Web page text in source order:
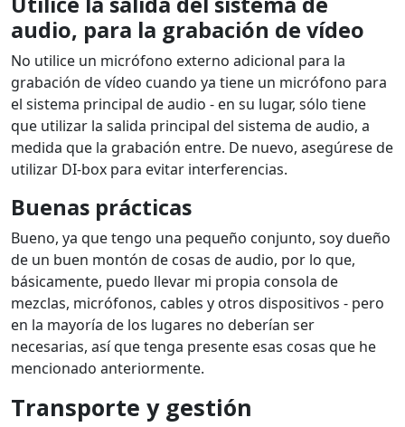
audio, para la grabación de vídeo
No utilice un micrófono externo adicional para la
grabación de vídeo cuando ya tiene un micrófono para
el sistema principal de audio - en su lugar, sólo tiene
que utilizar la salida principal del sistema de audio, a
medida que la grabación entre. De nuevo, asegúrese de
utilizar DI-box para evitar interferencias.
Buenas prácticas
Bueno, ya que tengo una pequeño conjunto, soy dueño
de un buen montón de cosas de audio, por lo que,
básicamente, puedo llevar mi propia consola de
mezclas, micrófonos, cables y otros dispositivos - pero
en la mayoría de los lugares no deberían ser
necesarias, así que tenga presente esas cosas que he
mencionado anteriormente.
Transporte y gestión